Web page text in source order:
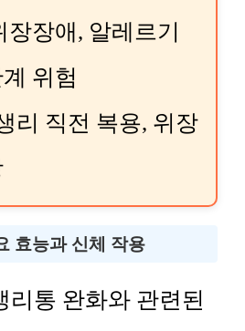
장장애, 알레르기
위험
리 직전 복용, 위장
효능과 신체 작용
리통 완화와 관련된